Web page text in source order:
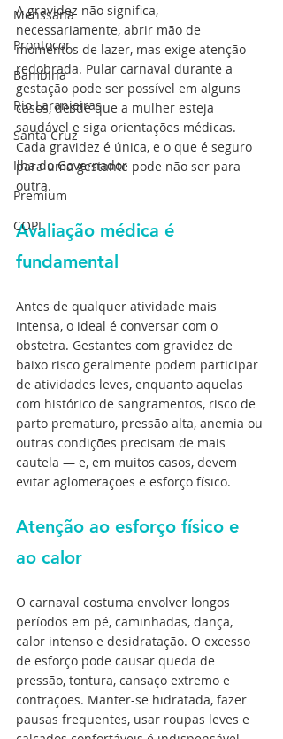
Menssana
Prontocor
Bambina
Rio Laranjeiras
Santa Cruz
Ilha do Governador
Premium
COPI
A gravidez não significa,
necessariamente, abrir mão de
momentos de lazer, mas exige atenção
redobrada. Pular carnaval durante a
gestação pode ser possível em alguns
casos, desde que a mulher esteja
saudável e siga orientações médicas.
Cada gravidez é única, e o que é seguro
para uma gestante pode não ser para
outra.
Avaliação médica é
fundamental
Antes de qualquer atividade mais
intensa, o ideal é conversar com o
obstetra. Gestantes com gravidez de
baixo risco geralmente podem participar
de atividades leves, enquanto aquelas
com histórico de sangramentos, risco de
parto prematuro, pressão alta, anemia ou
outras condições precisam de mais
cautela — e, em muitos casos, devem
evitar aglomerações e esforço físico.
Atenção ao esforço físico e
ao calor
O carnaval costuma envolver longos
períodos em pé, caminhadas, dança,
calor intenso e desidratação. O excesso
de esforço pode causar queda de
pressão, tontura, cansaço extremo e
contrações. Manter-se hidratada, fazer
pausas frequentes, usar roupas leves e